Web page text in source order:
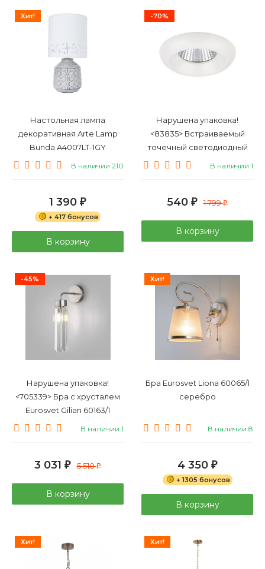
Хит!
Настольная лампа
декоративная Arte Lamp
Bunda A4007LT-1GY
В наличии 210
1 390 ₽
+ 417 бонусов
В корзину
-70%
Нарушена упаковка!
<83835> Встраиваемый
точечный светодиодный
светильник Lightstar Monde
В наличии 1
540 ₽ 1 799₽
В корзину
-45%
Нарушена упаковка!
<705339> Бра с хрусталем
Eurosvet Gilian 60163/1
(a065759)
В наличии 1
3 031 ₽ 5 510₽
В корзину
Хит!
Бра Eurosvet Liona 60065/1
серебро
В наличии 8
4 350 ₽
+ 1305 бонусов
В корзину
Хит! Хит!